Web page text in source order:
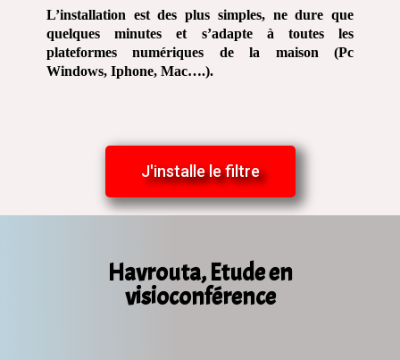
L’installation est des plus simples, ne dure que
quelques minutes et s’adapte à toutes les
plateformes numériques de la maison (Pc
Windows, Iphone, Mac….).
J'installe le filtre
Havrouta, Etude en
visioconférence